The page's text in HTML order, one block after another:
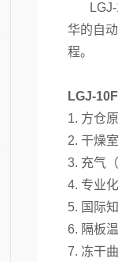
LGJ-
华的自
程。
LGJ-
1. 方仓
2. 干燥
3. 充气
4. 专业
5. 国际
6. 隔板
7. 冻干